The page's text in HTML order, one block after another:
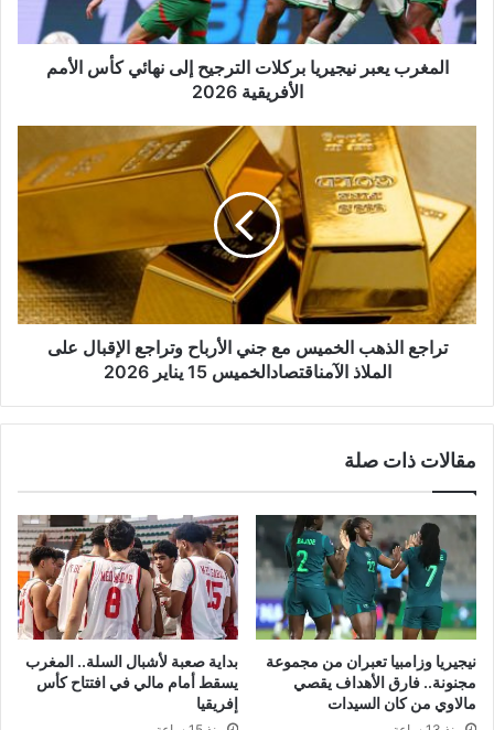
كأس
الأمم
الأفريقيةالمغرب يعبر نيجيريا بركلات الترجيح إلى نهائي كأس الأمم
الأفريقية 2026
مع
جني
الأرباح
وتراجع
الإقبال
على
الملاذ
الآمناقتصادالخميس
تراجع الذهب الخميس مع جني الأرباح وتراجع الإقبال على
الملاذ الآمناقتصادالخميس 15 يناير 2026
مقالات ذات صلة
نيجيريا وزامبيا تعبران من مجموعة
مجنونة.. فارق الأهداف يقصي
مالاوي من كان السيدات
بداية صعبة لأشبال السلة.. المغرب
يسقط أمام مالي في افتتاح كأس
إفريقيا